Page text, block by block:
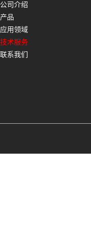
公司介绍
产品
应用领域
技术服务
联系我们